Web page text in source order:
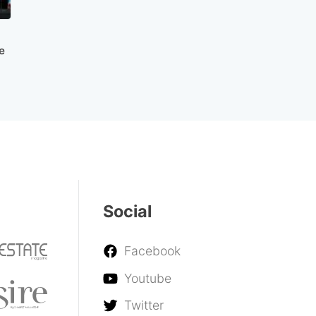
Social
Facebook
Youtube
Twitter